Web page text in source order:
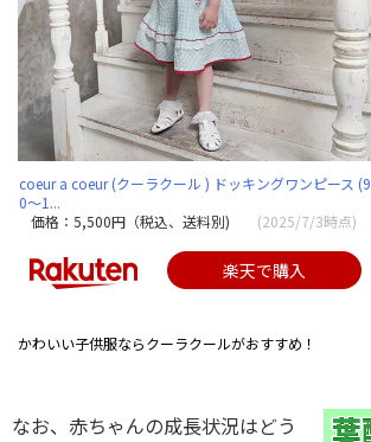
coeur a coeur (クーラクール ) ドッキングワンピース (9
0〜1...
価格：5,500円（税込、送料別)
(2025/7/3時点)
楽天で購入
かわいい子供服ならクーラクールがおすすめ！
なお、赤ちゃんの成長状況はどう